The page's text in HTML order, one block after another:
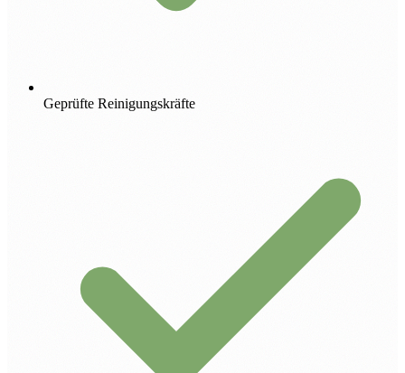
Geprüfte Reinigungskräfte